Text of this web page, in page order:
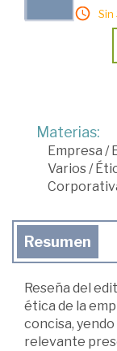
Sin
Materias:
Empresa /
Varios/
Resumen
Reseña del
ética de la
concisa,
relevante